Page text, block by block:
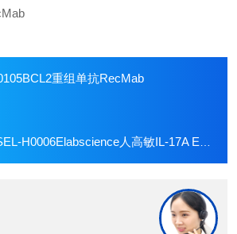
重组单抗RecMab
H0006Elabscience人高敏IL-17A Elisa试剂盒